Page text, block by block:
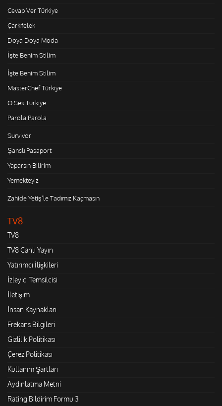
Cevap Ver Türkiye
Çarkıfelek
Doya Doya Moda
İşte Benim Stilim
İşte Benim Stilim
MasterChef Türkiye
O Ses Türkiye
Parola Parola
Survivor
Şanslı Pasaport
Yaparsın Bilirim
Yemekteyiz
Zahide Yetiş'le Tadımız Kaçmasın
TV8
TV8
TV8 Canlı Yayın
Yatırımcı İlişkileri
İzleyici Temsilcisi
İletişim
İnsan Kaynakları
Frekans Bilgileri
Gizlilik Politikası
Çerez Politikası
Kullanım Şartları
Aydınlatma Metni
Rating Bildirim Formu 3